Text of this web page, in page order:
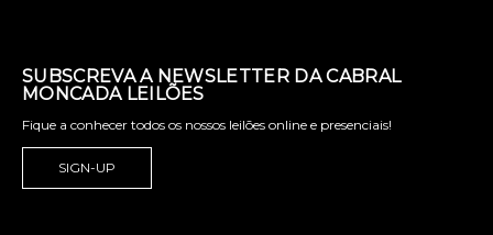
SUBSCREVA A NEWSLETTER DA CABRAL
MONCADA LEILÕES
Fique a conhecer todos os nossos leilões online e presenciais!
SIGN-UP